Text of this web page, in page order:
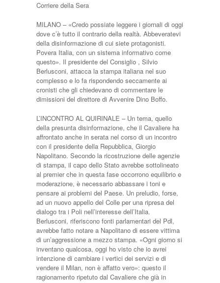
Corriere della Sera
MILANO – «Credo possiate leggere i giornali di oggi
dove c’è tutto il contrario della realtà. Abbeveratevi
della disinformazione di cui siete protagonisti.
Povera Italia, con un sistema informativo come
questo». Il presidente del Consiglio , Silvio
Berlusconi, attacca la stampa italiana nel suo
complesso e lo fa rispondendo seccamente ai
cronisti che gli chiedevano di commentare le
dimissioni del direttore di Avvenire Dino Boffo.
L’INCONTRO AL QUIRINALE – Un tema, quello
della presunta disinformazione, che il Cavaliere ha
affrontato anche in serata nel corso di un incontro
con il presidente della Repubblica, Giorgio
Napolitano. Secondo la ricostruzione delle agenzie
di stampa, il capo dello Stato avrebbe sottolineato
al premier che in questa fase occorrono equilibrio e
moderazione, è necessario abbassare i toni e
pensare ai problemi del Paese. Un preludio, forse,
ad un nuovo appello del Colle per una ripresa del
dialogo tra i Poli nell’interesse dell’Italia.
Berlusconi, riferiscono fonti parlamentari del Pdl,
avrebbe fatto notare a Napolitano di essere vittima
di un’aggressione a mezzo stampa. «Ogni giorno si
inventano qualcosa, oggi ho visto che io avrei
intenzione di cambiare i vertici dei servizi e di
vendere il Milan, non è affatto vero»: questo il
ragionamento ripetuto dal Cavaliere che già in